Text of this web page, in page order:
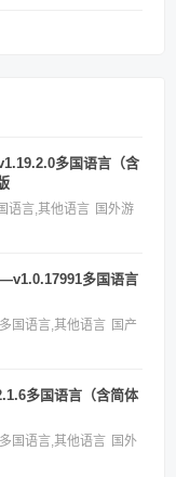
多国语言（含
语言,其他语言 国外游
多国语言
国语言,其他语言 国产
多国语言（含简体
国语言,其他语言 国外